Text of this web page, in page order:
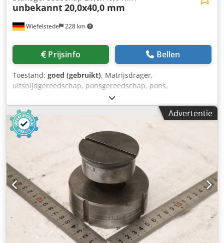
Wiefelstede 228 km
unbekannt20,0x40,0 mm
Prijsinfo Bellen
Toestand: goed (gebruikt), Matrijsdrager,
uitsnijdgereedschap, ponsgereedschap, pons,
ponsmatrijs, ponsstempel, stempel, langgatvorm, stempel-
en matrijsset langgatvorm -Ponsstempel: stempel- en
matrijsset, langgatvorm -Afmeting: 20,0 x 40,0 mm -Matrijs:
20,7 x 40,7 mm -Afmetingen transport: Ø 90 x 80 mm
Dsdszr Ewvopfx Apvjkr -Gewicht: 2,1 kg
Advertentie